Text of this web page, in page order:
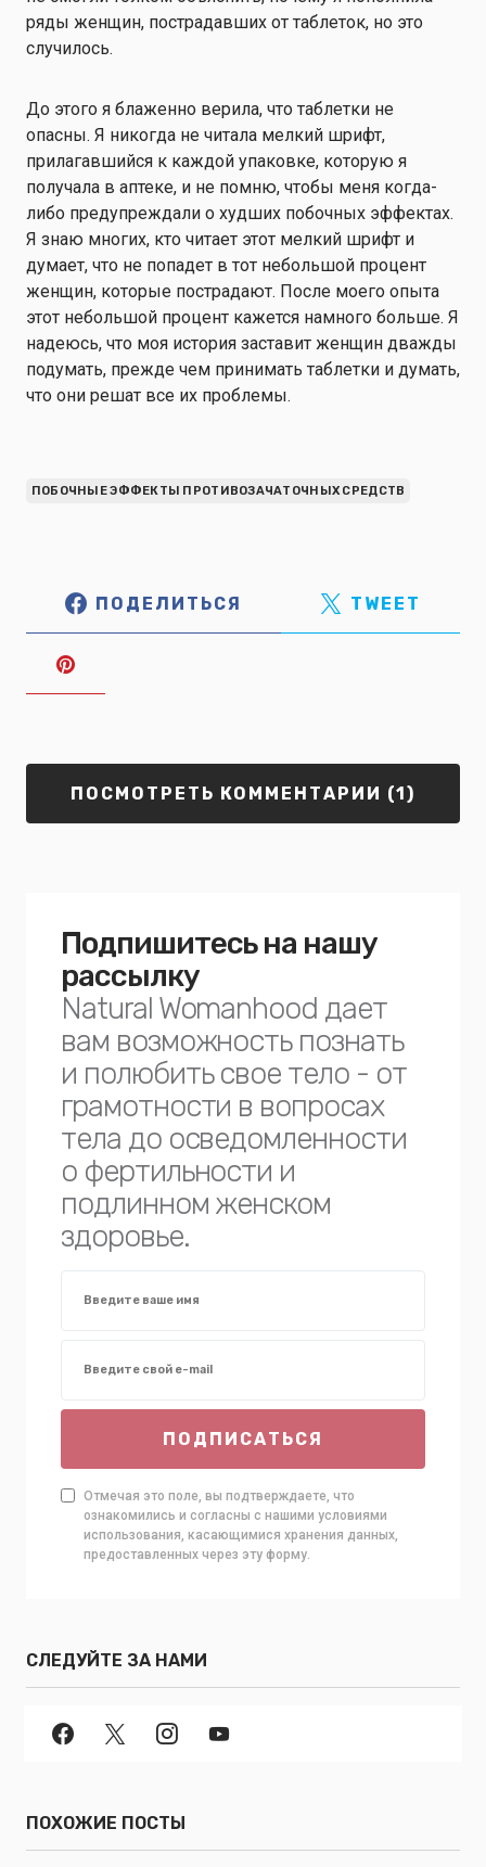
ряды женщин, пострадавших от таблеток, но это
случилось.
До этого я блаженно верила, что таблетки не
опасны. Я никогда не читала мелкий шрифт,
прилагавшийся к каждой упаковке, которую я
получала в аптеке, и не помню, чтобы меня когда-
либо предупреждали о худших побочных эффектах.
Я знаю многих, кто читает этот мелкий шрифт и
думает, что не попадет в тот небольшой процент
женщин, которые пострадают. После моего опыта
этот небольшой процент кажется намного больше. Я
надеюсь, что моя история заставит женщин дважды
подумать, прежде чем принимать таблетки и думать,
что они решат все их проблемы.
ПОБОЧНЫЕ ЭФФЕКТЫ ПРОТИВОЗАЧАТОЧНЫХ СРЕДСТВ
ПОДЕЛИТЬСЯ TWEET
ПОСМОТРЕТЬ КОММЕНТАРИИ (1)
Подпишитесь на нашу
рассылку
Natural Womanhood дает
вам возможность познать
и полюбить свое тело - от
грамотности в вопросах
тела до осведомленности
о фертильности и
подлинном женском
здоровье.
ПОДПИСАТЬСЯ
Отмечая это поле, вы подтверждаете, что
ознакомились и согласны с нашими условиями
использования, касающимися хранения данных,
предоставленных через эту форму.
СЛЕДУЙТЕ ЗА НАМИ
ПОХОЖИЕ ПОСТЫ